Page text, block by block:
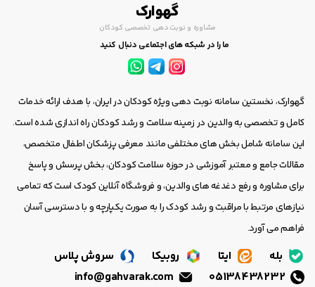
گهوارک
مشاوره و نوبت دهی تخصصی کودکان
ما را در شبکه های اجتماعی دنبال کنید
گهوارک، نخستین سامانه نوبت دهی ویژه کودکان در ایران، با هدف ارائه خدمات
کامل و تخصصی به والدین در زمینه سلامت و رشد کودکان راه اندازی شده است.
این سامانه شامل بخش های مختلفی مانند معرفی پزشکان اطفال متخصص،
مقالات جامع و معتبر آموزشی در حوزه سلامت کودکان، بخش پرسش و پاسخ
برای مشاوره و رفع دغدغه های والدین، و فروشگاه آنلاین کودک است که تمامی
نیازهای مرتبط با مراقبت و رشد کودک را به صورت یکپارچه و با دسترسی آسان
فراهم می آورد.
بله ایتا روبیکا
سروش پلاس